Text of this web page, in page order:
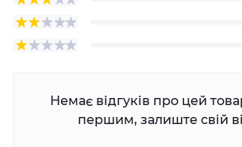
Немає відгуків про цей
першим, залиште свій